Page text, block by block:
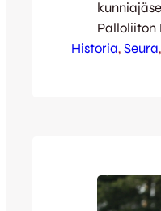
Palloliiton
Historia, Seura,